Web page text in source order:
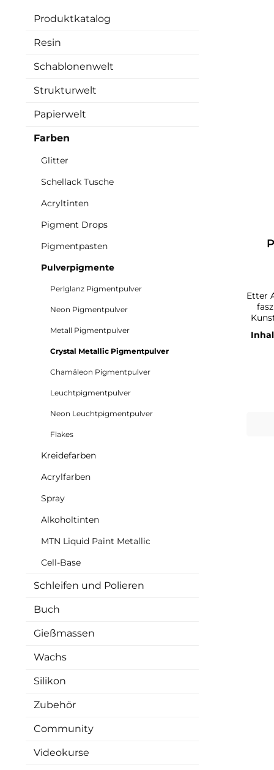
Produktkatalog
Resin
Schablonenwelt
Strukturwelt
Papierwelt
Farben
Glitter
Schellack Tusche
Acryltinten
Pigment Drops
Pigmentpasten
Pulverpigmente
Perlglanz Pigmentpulver
Neon Pigmentpulver
Metall Pigmentpulver
Crystal Metallic Pigmentpulver
Chamäleon Pigmentpulver
Leuchtpigmentpulver
Neon Leuchtpigmentpulver
Flakes
Kreidefarben
Acrylfarben
Spray
Alkoholtinten
MTN Liquid Paint Metallic
Cell-Base
Schleifen und Polieren
Buch
Gießmassen
Wachs
Silikon
Zubehör
Community
Videokurse
Etter
Kunst Mit unseren
mit